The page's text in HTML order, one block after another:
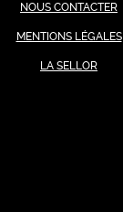
NOUS CONTACTER
MENTIONS LÉGALES
LA SELLOR